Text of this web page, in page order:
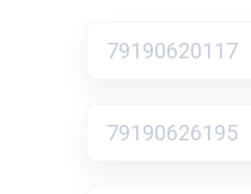
79190620117
79190626195